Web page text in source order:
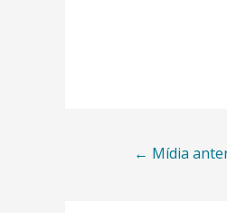
← Mídia